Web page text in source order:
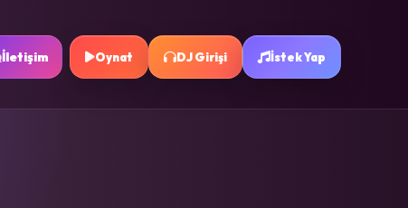
İletişim Oynat DJ Girişi İstek Yap